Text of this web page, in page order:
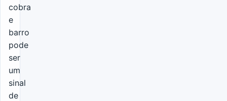
cobra
e
barro
pode
ser
um
sinal
de